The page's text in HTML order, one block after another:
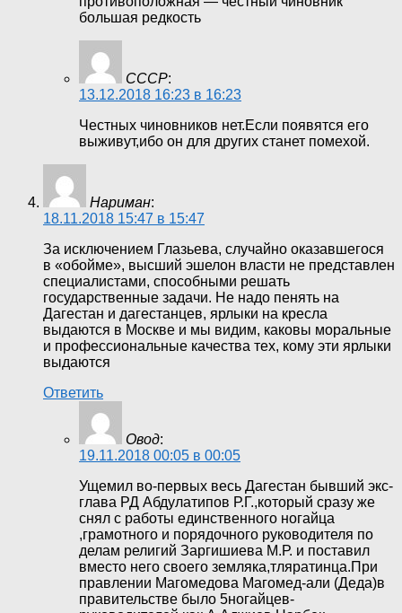
большая редкость
СССР:
13.12.2018 16:23 в 16:23
Честных чиновников нет.Если появятся его
выживут,ибо он для других станет помехой.
Нариман:
18.11.2018 15:47 в 15:47
За исключением Глазьева, случайно оказавшегося
в «обойме», высший эшелон власти не представлен
специалистами, способными решать
государственные задачи. Не надо пенять на
Дагестан и дагестанцев, ярлыки на кресла
выдаются в Москве и мы видим, каковы моральные
и профессиональные качества тех, кому эти ярлыки
выдаются
Ответить
Овод:
19.11.2018 00:05 в 00:05
Ущемил во-первых весь Дагестан бывший экс-
глава РД Абдулатипов Р.Г.,который сразу же
снял с работы единственного ногайца
,грамотного и порядочного руководителя по
делам религий Заргишиева М.Р. и поставил
вместо него своего земляка,тляратинца.При
правлении Магомедова Магомед-али (Деда)в
правительстве было 5ногайцев-